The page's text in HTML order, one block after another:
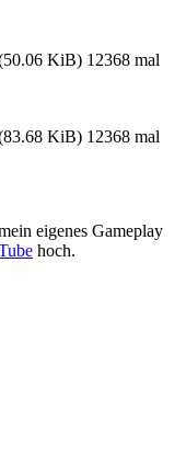
KiB) 12368 mal
KiB) 12368 mal
eigenes Gameplay
hoch.